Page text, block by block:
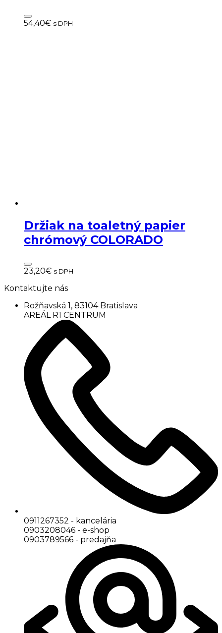
54,40€ s DPH
Držiak na toaletný papier
chrómový COLORADO
23,20€ s DPH
Kontaktujte nás
Rožňavská 1, 83104 Bratislava
AREÁL R1 CENTRUM
0911267352 - kancelária
0903208046 - e-shop
0903789566 - predajňa